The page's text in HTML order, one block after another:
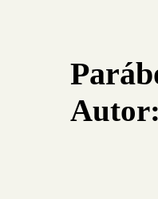
Autor: